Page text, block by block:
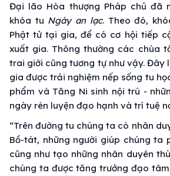
Đại lão Hòa thượng Pháp chủ đã
khóa tu Ngày an lạc. Theo đó,
Phật tử tại gia, để có cơ hội tiếp
xuất gia. Thông thường các chùa
trai giới cũng tương tự như vậy. Đây
gia được trải nghiệm nếp sống tu
phẩm và Tăng Ni sinh nội trú -
ngày rèn luyện đạo hạnh và trí tuệ
“Trên đường tu chúng ta có nhân
Bồ-tát, những người giúp chúng ta
cũng như tạo những nhân duyên
chúng ta được tăng trưởng đạo